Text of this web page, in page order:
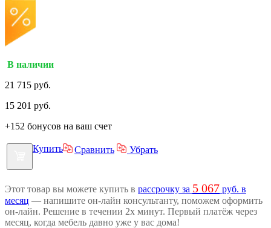
В наличии
21 715 руб.
15 201 руб.
+152 бонусов на ваш счет
Купить Сравнить Убрать
Этот товар вы можете купить в рассрочку за 5 067 руб. в
месяц — напишите он-лайн консультанту, поможем оформить
он-лайн. Решение в течении 2х минут. Первый платёж через
месяц, когда мебель давно уже у вас дома!